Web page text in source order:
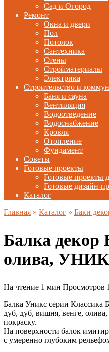
Сад и Огород
Ремонт
Окна и двери
Пол
Потолок
Сантехника
Стены
Стройматериалы
Электрика
Строительство и
Баня и сауна
Вентиляция
Водоотведение
Водоснабжение
Кровля
Отопление
Фундамент
Советы
Готовые проекты
Готовые проекты
Готовые дизайн-
Каталог
Главная » Каталог » Баки
Балка декор
олива,
На чтение 1 мин Просмотров
Балка Уникс серии Классика
дуб, дуб, вишня, венге,
покраску.
На поверхности балок
с умеренно глубоким